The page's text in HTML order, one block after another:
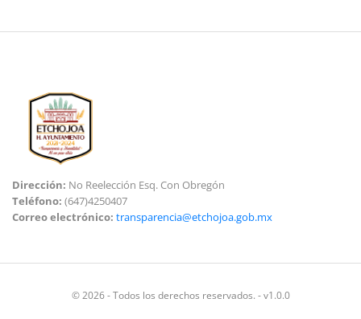
Dirección: No Reelección Esq. Con Obregón
Teléfono: (647)4250407
Correo electrónico: transparencia@etchojoa.gob.mx
© 2026 - Todos los derechos reservados. - v1.0.0